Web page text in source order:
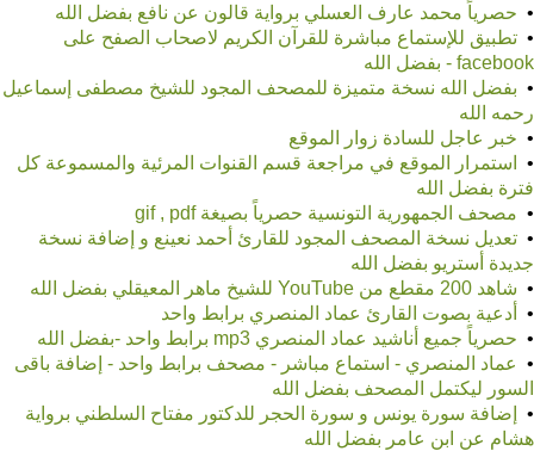
• حصرياً محمد عارف العسلي برواية قالون عن نافع بفضل الله
• تطبيق للإستماع مباشرة للقرآن الكريم لاصحاب الصفح على
facebook - بفضل الله
• بفضل الله نسخة متميزة للمصحف المجود للشيخ مصطفى إسماعيل
رحمه الله
• خبر عاجل للسادة زوار الموقع
•
استمرار الموقع في مراجعة قسم القنوات المرئية والمسموعة كل
فترة بفضل الله
• مصحف الجمهورية التونسية حصرياً بصيغة gif , pdf
• تعديل نسخة المصحف المجود للقارئ أحمد نعينع و إضافة نسخة
جديدة أستريو بفضل الله
• شاهد 200 مقطع من YouTube للشيخ ماهر المعيقلي بفضل الله
• أدعية بصوت القارئ عماد المنصري برابط واحد
• حصرياً جميع أناشيد عماد المنصري mp3 برابط واحد -بفضل الله
• عماد المنصري - استماع مباشر - مصحف برابط واحد - إضافة باقى
السور ليكتمل المصحف بفضل الله
•
إضافة سورة يونس و سورة الحجر للدكتور مفتاح السلطني برواية
هشام عن ابن عامر بفضل الله